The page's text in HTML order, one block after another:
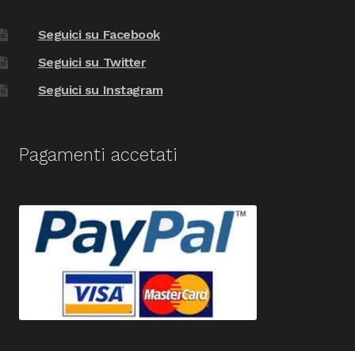
Seguici su Facebook
Seguici su Twitter
Seguici su Instagram
Pagamenti accetati